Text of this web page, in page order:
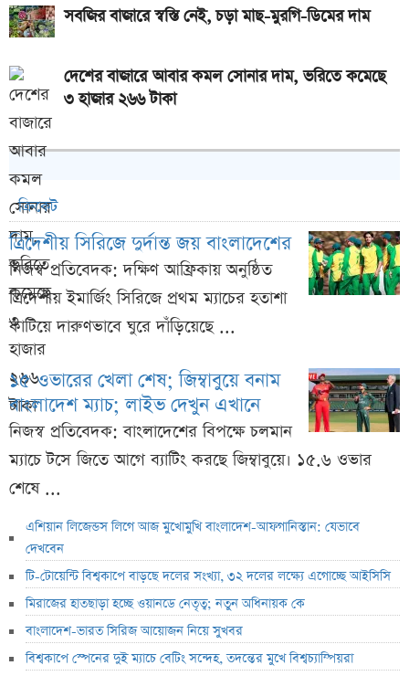
সবজির বাজারে স্বস্তি নেই, চড়া মাছ-মুরগি-ডিমের দাম
দেশের বাজারে আবার কমল সোনার দাম, ভরিতে কমেছে
৩ হাজার ২৬৬ টাকা
ক্রিকেট
ত্রিদেশীয় সিরিজে দুর্দান্ত জয় বাংলাদেশের
নিজস্ব প্রতিবেদক: দক্ষিণ আফ্রিকায় অনুষ্ঠিত
ত্রিদেশীয় ইমার্জিং সিরিজে প্রথম ম্যাচের হতাশা
কাটিয়ে দারুণভাবে ঘুরে দাঁড়িয়েছে ...
১৫ ওভারের খেলা শেষ; জিম্বাবুয়ে বনাম
বাংলাদেশ ম্যাচ; লাইভ দেখুন এখানে
নিজস্ব প্রতিবেদক: বাংলাদেশের বিপক্ষে চলমান
ম্যাচে টসে জিতে আগে ব্যাটিং করছে জিম্বাবুয়ে। ১৫.৬ ওভার
শেষে ...
এশিয়ান লিজেন্ডস লিগে আজ মুখোমুখি বাংলাদেশ-আফগানিস্তান: যেভাবে
দেখবেন
টি-টোয়েন্টি বিশ্বকাপে বাড়ছে দলের সংখ্যা, ৩২ দলের লক্ষ্যে এগোচ্ছে আইসিসি
মিরাজের হাতছাড়া হচ্ছে ওয়ানডে নেতৃত্ব; নতুন অধিনায়ক কে
বাংলাদেশ-ভারত সিরিজ আয়োজন নিয়ে সুখবর
বিশ্বকাপে স্পেনের দুই ম্যাচে বেটিং সন্দেহ, তদন্তের মুখে বিশ্বচ্যাম্পিয়রা